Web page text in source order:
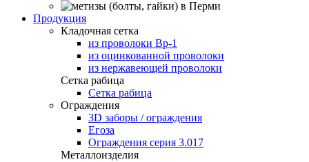
Продукция
Кладочная сетка
из проволоки Вр-1
из оцинкованной проволоки
из нержавеющей проволоки
Сетка рабица
Сетка рабица
Ограждения
3D заборы / ограждения
Егоза
Ограждения серия 3.017
Металлоизделия